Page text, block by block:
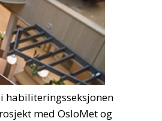
habiliteringsseksjonen
med OsloMet og